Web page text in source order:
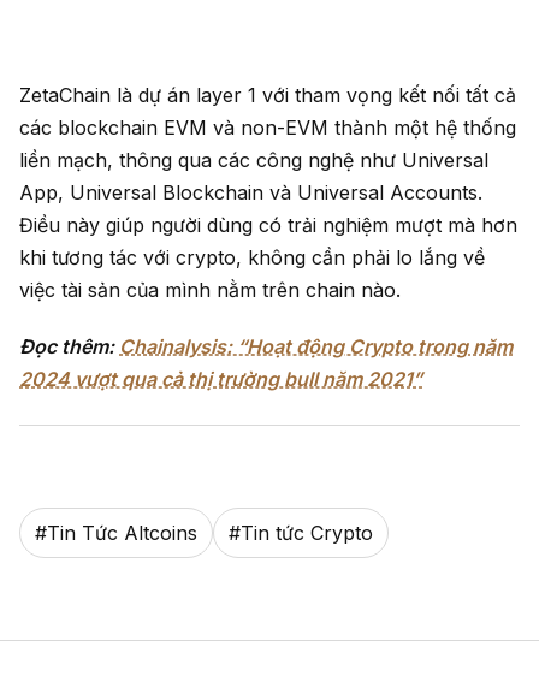
ZetaChain là dự án layer 1 với tham vọng kết nối tất cả
các blockchain EVM và non-EVM thành một hệ thống
liền mạch, thông qua các công nghệ như Universal
App, Universal Blockchain và Universal Accounts.
Điều này giúp người dùng có trải nghiệm mượt mà hơn
khi tương tác với crypto, không cần phải lo lắng về
việc tài sản của mình nằm trên chain nào.
Đọc thêm: Chainalysis: “Hoạt động Crypto trong năm
2024 vượt qua cả thị trường bull năm 2021”
#Tin Tức Altcoins #Tin tức Crypto